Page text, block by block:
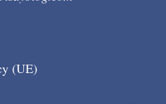
(UE)